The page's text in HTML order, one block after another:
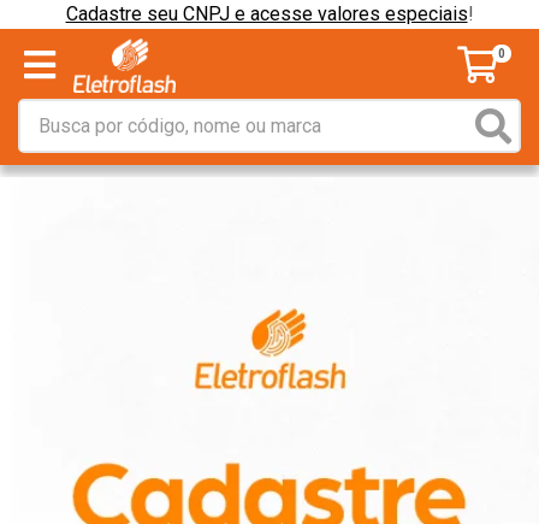
Cadastre seu CNPJ e acesse valores especiais!
0